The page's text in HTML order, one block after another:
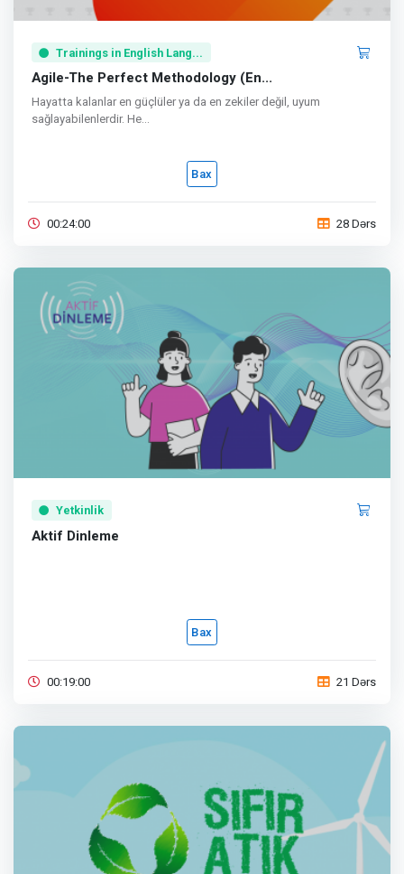
Trainings in English Lang...
Agile-The Perfect Methodology (En...
Hayatta kalanlar en güçlüler ya da en zekiler değil, uyum
sağlayabilenlerdir. He...
Bax
00:24:00 28 Dərs
Yetkinlik
Aktif Dinleme
Bax
00:19:00 21 Dərs